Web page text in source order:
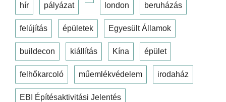
hír pályázat london beruházás
felújítás épületek Egyesült Államok
buildecon kiállítás Kína épület
felhőkarcoló műemlékvédelem irodaház
EBI Építésaktivitási Jelentés